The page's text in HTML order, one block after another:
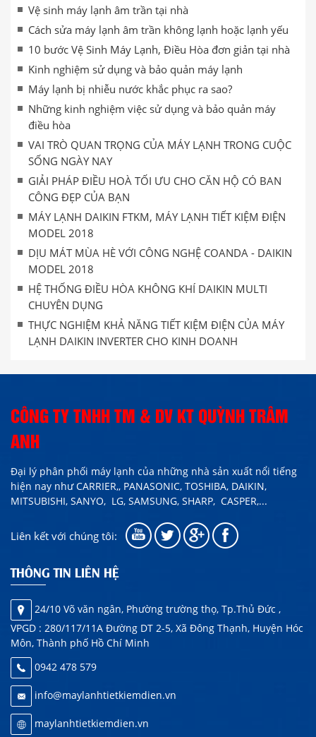
Vệ sinh máy lạnh âm trần tại nhà
Cách sửa máy lạnh âm trần không lạnh hoặc lạnh yếu
10 bước Vệ Sinh Máy Lạnh, Điều Hòa đơn giản tại nhà
Kinh nghiệm sử dụng và bảo quản máy lạnh
Máy lạnh bị nhiễu nước khắc phục ra sao?
Những kinh nghiệm việc sử dụng và bảo quản máy
điều hòa
VAI TRÒ QUAN TRỌNG CỦA MÁY LẠNH TRONG CUỘC
SỐNG NGÀY NAY
GIẢI PHÁP ĐIỀU HOÀ TỐI ƯU CHO CĂN HỘ CÓ BAN
CÔNG ĐẸP CỦA BẠN
MÁY LẠNH DAIKIN FTKM, MÁY LẠNH TIẾT KIỆM ĐIỆN
MODEL 2018
DỊU MÁT MÙA HÈ VỚI CÔNG NGHỆ COANDA - DAIKIN
MODEL 2018
HỆ THỐNG ĐIỀU HÒA KHÔNG KHÍ DAIKIN MULTI
CHUYÊN DỤNG
THỰC NGHIỆM KHẢ NĂNG TIẾT KIỆM ĐIỆN CỦA MÁY
LẠNH DAIKIN INVERTER CHO KINH DOANH
CÔNG TY TNHH TM & DV KT QUỲNH TRÂM
ANH
Đại lý phân phối máy lạnh của những nhà sản xuất nổi tiếng
hiện nay nhưCARRIER,, PANASONIC, TOSHIBA, DAIKIN,
MITSUBISHI, SANYO, LG, SAMSUNG, SHARP, CASPER,...
Liên kết với chúng tôi:
THÔNG TIN LIÊN HỆ
24/10 Võ văn ngân, Phường trường thọ, Tp.Thủ Đức ,
VPGD : 280/117/11A Đường DT 2-5, Xã Đông Thạnh, Huyện Hóc
Môn, Thành phố Hồ Chí Minh
0942 478 579
info@maylanhtietkiemdien.vn
maylanhtietkiemdien.vn